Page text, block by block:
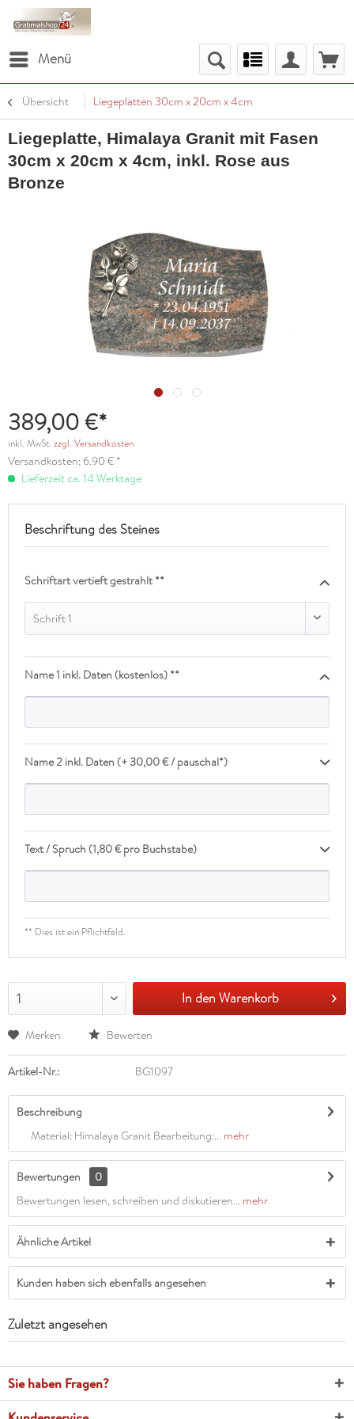
Menü
Übersicht Liegeplatten 30cm x 20cm x 4cm
Liegeplatte, Himalaya Granit mit Fasen
30cm x 20cm x 4cm, inkl. Rose aus
Bronze
389,00 €*
inkl. MwSt. zzgl. Versandkosten
Versandkosten: 6.90 € *
Lieferzeit ca. 14 Werktage
Beschriftung des Steines
Schriftart vertieft gestrahlt **
Schrift 1
Name 1 inkl. Daten (kostenlos) **
Name 2 inkl. Daten (+ 30,00 € / pauschal*)
Text / Spruch (1,80 € pro Buchstabe)
** Dies ist ein Pflichtfeld.
1 In den Warenkorb
Merken Bewerten
Artikel-Nr.: BG1097
Beschreibung
Material: Himalaya Granit Bearbeitung:... mehr
Bewertungen
0
Bewertungen lesen, schreiben und diskutieren... mehr
Ähnliche Artikel
Kunden haben sich ebenfalls angesehen
Zuletzt angesehen
Sie haben Fragen?